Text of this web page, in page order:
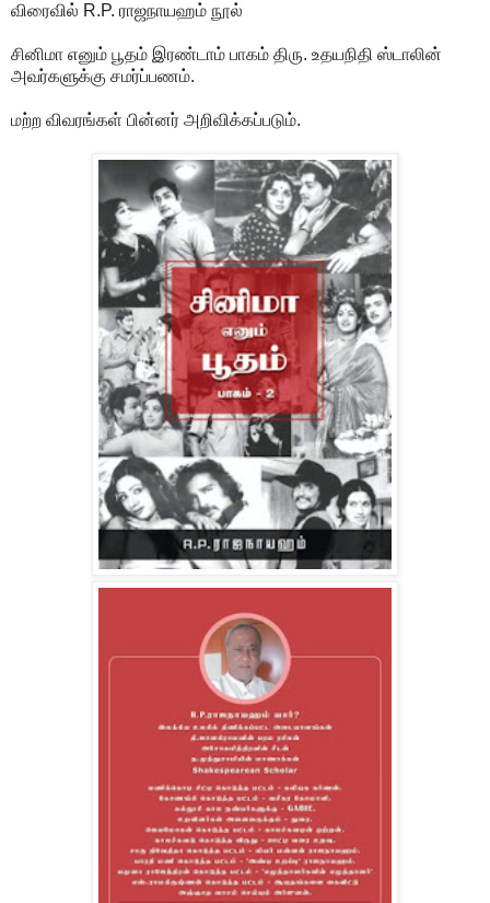
விரைவில் R.P. ராஜநாயஹம் நூல்
சினிமா எனும் பூதம் இரண்டாம் பாகம் திரு. உதயநிதி ஸ்டாலின்
அவர்களுக்கு சமர்ப்பணம்.
மற்ற விவரங்கள் பின்னர் அறிவிக்கப்படும்.